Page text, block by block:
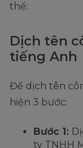
thể:
Dịch tên
tiếng Anh
Để dịch tên
hiện 3 bước:
Bước 1:
ty TNHH